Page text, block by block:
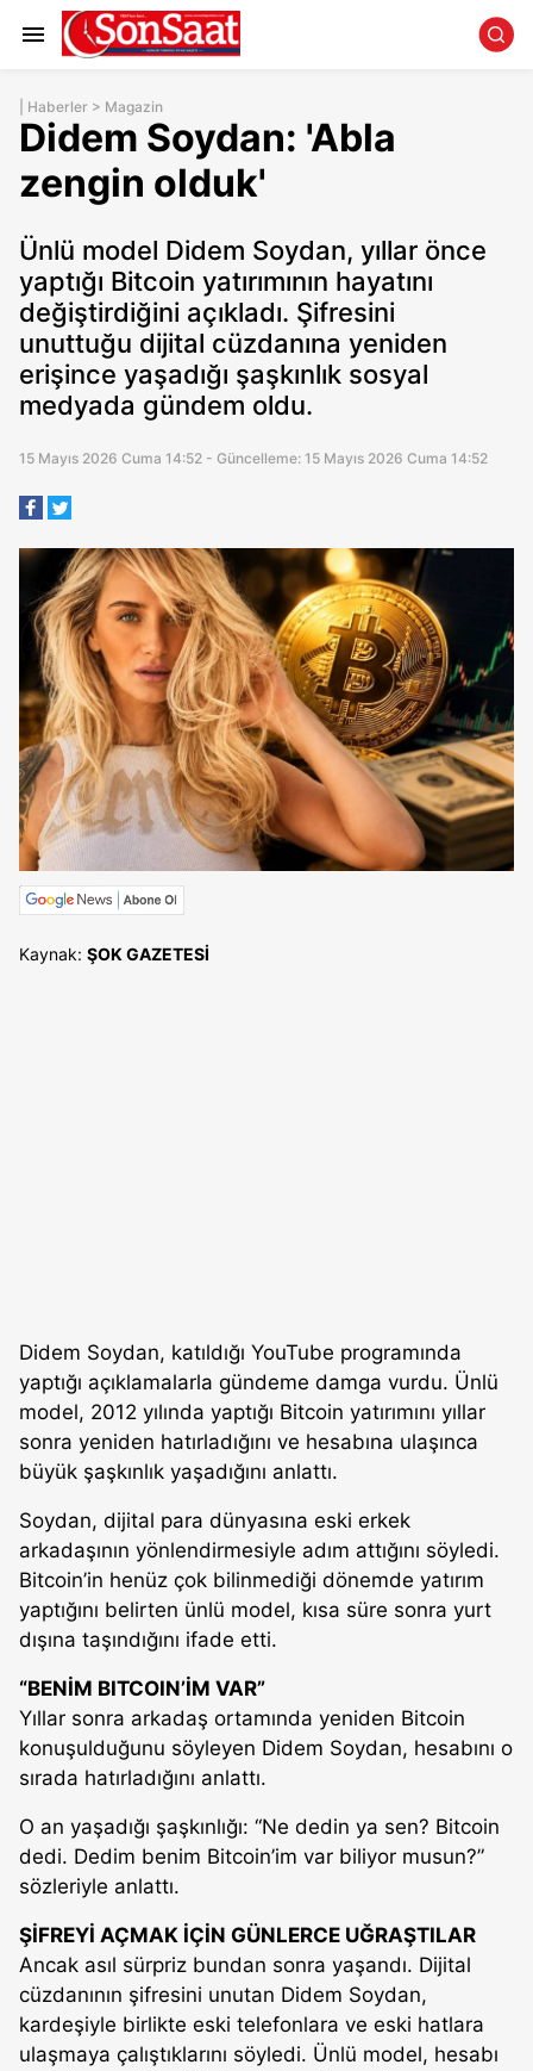
Haberler > Magazin
Didem Soydan: 'Abla
zengin olduk'
Ünlü model Didem Soydan, yıllar önce
yaptığı Bitcoin yatırımının hayatını
değiştirdiğini açıkladı. Şifresini
unuttuğu dijital cüzdanına yeniden
erişince yaşadığı şaşkınlık sosyal
medyada gündem oldu.
15 Mayıs 2026 Cuma 14:52 - Güncelleme: 15 Mayıs 2026 Cuma 14:52
Kaynak: ŞOK GAZETESİ
Didem Soydan, katıldığı YouTube programında
yaptığı açıklamalarla gündeme damga vurdu. Ünlü
model, 2012 yılında yaptığı Bitcoin yatırımını yıllar
sonra yeniden hatırladığını ve hesabına ulaşınca
büyük şaşkınlık yaşadığını anlattı.
Soydan, dijital para dünyasına eski erkek
arkadaşının yönlendirmesiyle adım attığını söyledi.
Bitcoin’in henüz çok bilinmediği dönemde yatırım
yaptığını belirten ünlü model, kısa süre sonra yurt
dışına taşındığını ifade etti.
“BENİM BITCOIN’İM VAR”
Yıllar sonra arkadaş ortamında yeniden Bitcoin
konuşulduğunu söyleyen Didem Soydan, hesabını o
sırada hatırladığını anlattı.
O an yaşadığı şaşkınlığı: “Ne dedin ya sen? Bitcoin
dedi. Dedim benim Bitcoin’im var biliyor musun?”
sözleriyle anlattı.
ŞİFREYİ AÇMAK İÇİN GÜNLERCE UĞRAŞTILAR
Ancak asıl sürpriz bundan sonra yaşandı. Dijital
cüzdanının şifresini unutan Didem Soydan,
kardeşiyle birlikte eski telefonlara ve eski hatlara
ulaşmaya çalıştıklarını söyledi. Ünlü model, hesabı